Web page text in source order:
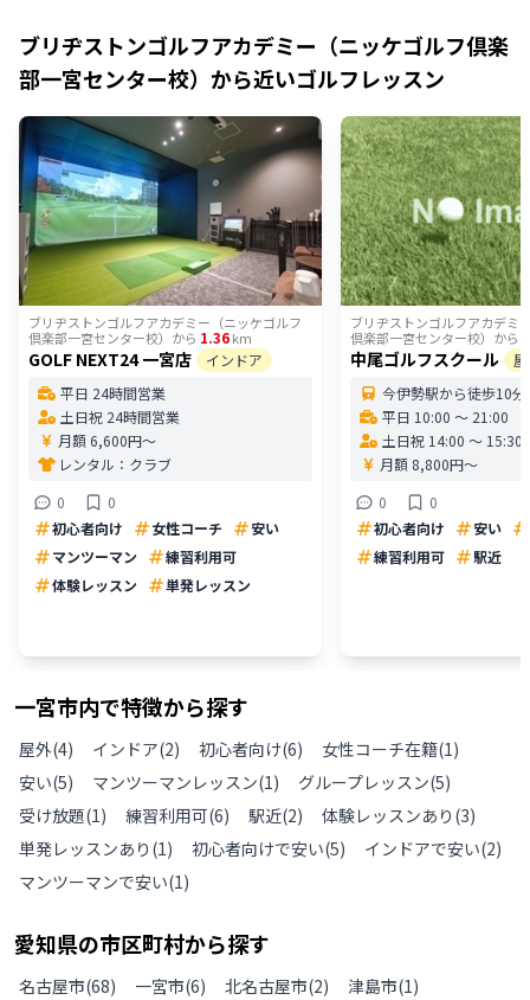
ブリヂストンゴルフアカデミー（ニッケゴルフ倶楽
部一宮センター校） から近いゴルフレッスン
ブリヂストンゴルフアカデミー（ニッケゴルフ
倶楽部一宮センター校） から 1.36km
GOLF NEXT24 一宮店
インドア
平日 24時間営業
土日祝 24時間営業
月額 6,600円〜
レンタル： クラブ
0
0
初心者向け
女性コーチ
安い
マンツーマン
練習利用可
体験レッスン
単発レッスン
ブリヂストンゴルフアカデミ
倶楽部一宮センター校） から
中尾ゴルフスクール
今伊勢駅から徒歩10分
平日 10:00 〜 21:00
土日祝 14:00 〜 15:30
月額 8,800円〜
0
0
初心者向け
安い
練習利用可
駅近
一宮市内で特徴から探す
屋外(4) インドア(2) 初心者向け(6) 女性コーチ在籍(1)
安い(5) マンツーマンレッスン(1) グループレッスン(5)
受け放題(1) 練習利用可(6) 駅近(2) 体験レッスンあり (3)
単発レッスンあり (1) 初心者向けで安い(5) インドアで安い(2)
マンツーマンで安い(1)
愛知県の市区町村から探す
名古屋市(68) 一宮市(6) 北名古屋市(2) 津島市(1)